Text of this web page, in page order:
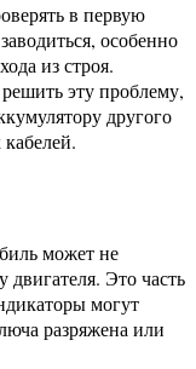
в первую
особенно
из строя.
эту проблему,
другого
может не
двигателя. Это часть
могут
разряжена или